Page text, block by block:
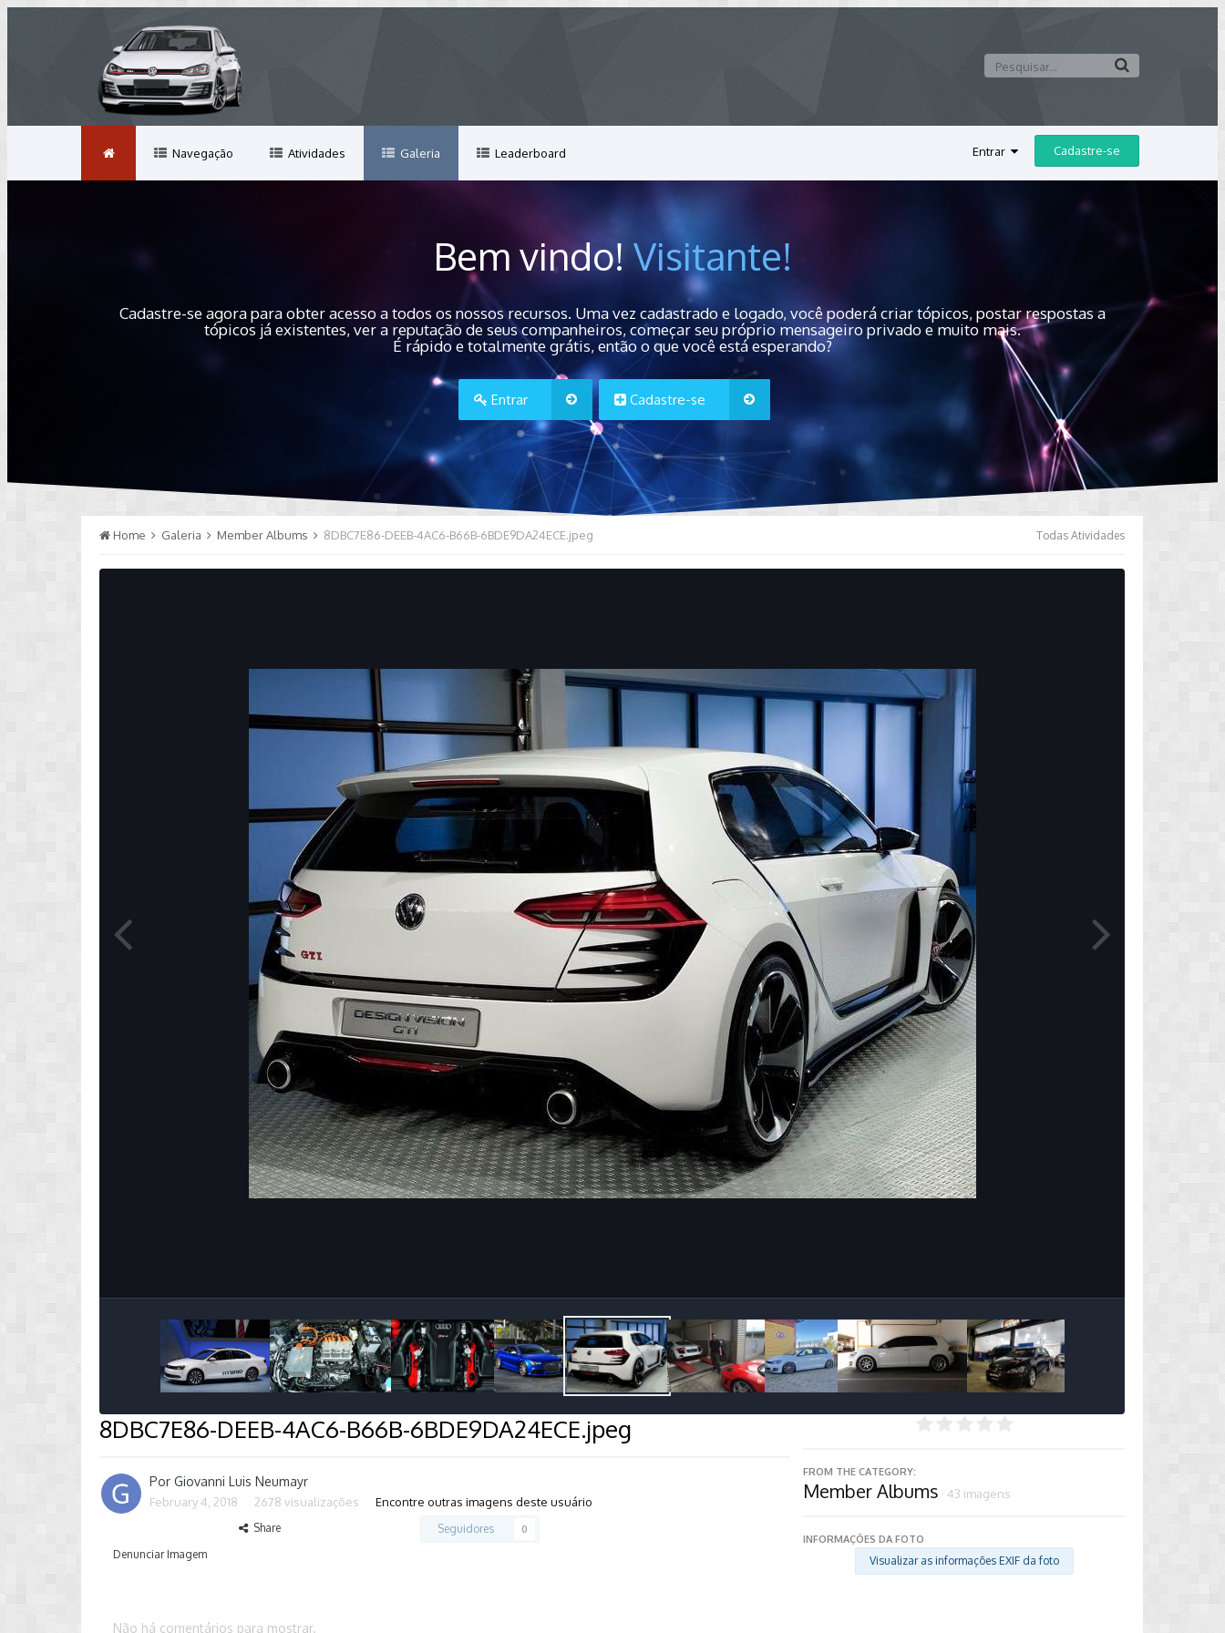
Entrar Cadastre-se
Navegação Atividades Galeria Leaderboard
Bem vindo!Visitante!
Cadastre-se agora para obter acesso a todos os nossos recursos. Uma vez cadastrado e logado, você poderá criar tópicos, postar respostas a
tópicos já existentes, ver a reputação de seus companheiros, começar seu próprio mensageiro privado e muito mais.
É rápido e totalmente grátis, então o que você está esperando?
Entrar Cadastre-se
Todas Atividades
Home Galeria Member Albums 8DBC7E86-DEEB-4AC6-B66B-6BDE9DA24ECE.jpeg
8DBC7E86-DEEB-4AC6-B66B-6BDE9DA24ECE.jpeg
PorGiovanni Luis Neumayr
February 4, 2018 2678 visualizações Encontre outras imagens deste usuário
Share Seguidores 0
Denunciar Imagem
FROM THE CATEGORY:
Member Albums · 43 imagens
INFORMAÇÕES DA FOTO
Visualizar as informações EXIF da foto
Não há comentários para mostrar.